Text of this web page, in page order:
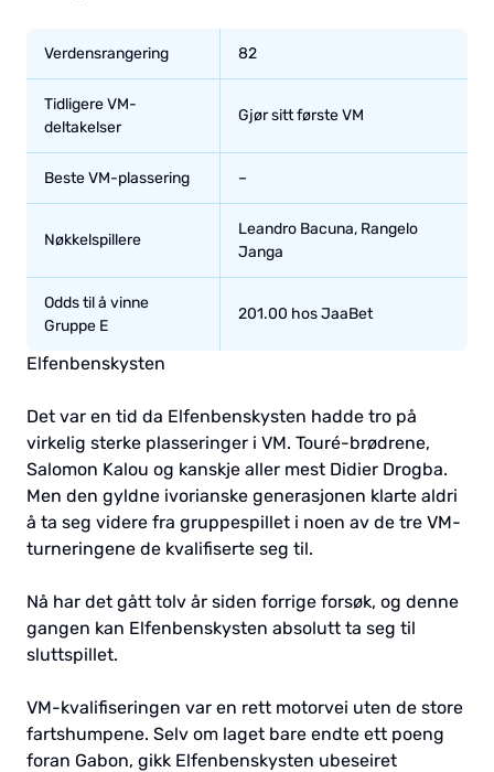
Verdensrangering 82
Tidligere VM-
deltakelser
Gjør sitt første VM
Beste VM-plassering –
Nøkkelspillere
Leandro Bacuna, Rangelo
Janga
Odds til å vinne
Gruppe E
201.00 hos JaaBet
Elfenbenskysten
Det var en tid da Elfenbenskysten hadde tro på
virkelig sterke plasseringer i VM. Touré-brødrene,
Salomon Kalou og kanskje aller mest Didier Drogba.
Men den gyldne ivorianske generasjonen klarte aldri
å ta seg videre fra gruppespillet i noen av de tre VM-
turneringene de kvalifiserte seg til.
Nå har det gått tolv år siden forrige forsøk, og denne
gangen kan Elfenbenskysten absolutt ta seg til
sluttspillet.
VM-kvalifiseringen var en rett motorvei uten de store
fartshumpene. Selv om laget bare endte ett poeng
foran Gabon, gikk Elfenbenskysten ubeseiret